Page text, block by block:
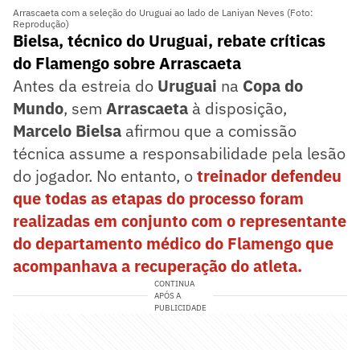
Arrascaeta com a seleção do Uruguai ao lado de Laniyan Neves (Foto:
Reprodução)
Bielsa, técnico do Uruguai, rebate críticas
do Flamengo sobre Arrascaeta
Antes da estreia do Uruguai na Copa do
Mundo, sem Arrascaeta à disposição,
Marcelo Bielsa afirmou que a comissão
técnica assume a responsabilidade pela lesão
do jogador. No entanto, otreinador defendeu
que todas as etapas do processo foram
realizadas em conjunto com o representante
do departamento médico do Flamengo que
acompanhava a recuperação do atleta.
CONTINUA
APÓS A
PUBLICIDADE